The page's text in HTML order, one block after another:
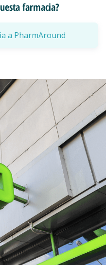
farmacia?
a PharmAround